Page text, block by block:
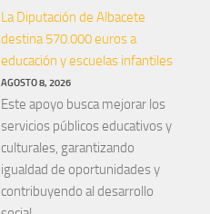
La Diputación de Albacete
destina 570.000 euros a
educación y escuelas infantiles
AGOSTO 8, 2026
Este apoyo busca mejorar los
servicios públicos educativos y
culturales, garantizando
igualdad de oportunidades y
contribuyendo al desarrollo